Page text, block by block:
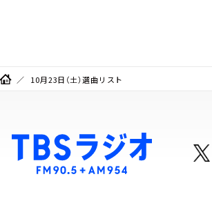
10月23日（土）選曲リスト